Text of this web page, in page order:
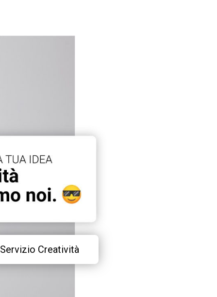
Servizio Creatività